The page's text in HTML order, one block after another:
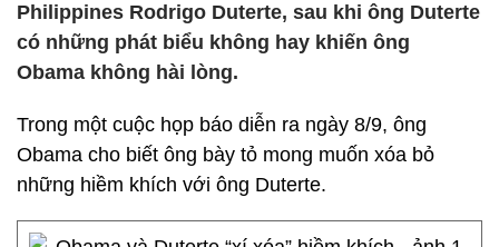
Philippines Rodrigo Duterte, sau khi ông Duterte
có những phát biểu không hay khiến ông
Obama không hài lòng.
Trong một cuộc họp báo diễn ra ngày 8/9, ông
Obama cho biết ông bày tỏ mong muốn xóa bỏ
những hiềm khích với ông Duterte.